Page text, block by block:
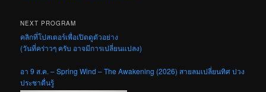
NEXT PROGRAM
คลิกที่โปสเตอร์เพื่อเปิดดูตัวอย่าง
(วันที่คร่าวๆ ครับ อาจมีการเปลี่ยนแปลง)
อา 9 ส.ค. – Spring Wind – The Awakening (2026) สายลมเปลี่ยนทิศ ปวง
ประชาตื่นรู้